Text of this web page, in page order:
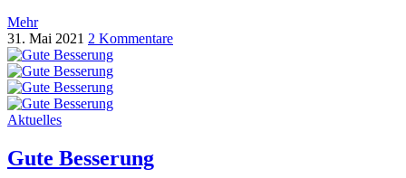
Mehr
31. Mai 2021 2 Kommentare
Aktuelles
Gute Besserung